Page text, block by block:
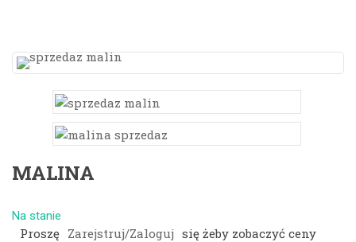
MALINA
Na stanie
Proszę Zarejstruj/Zaloguj się żeby zobaczyć ceny